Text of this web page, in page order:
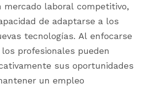
mercado laboral competitivo,
de adaptarse a los
tecnologías. Al enfocarse
profesionales pueden
sus oportunidades
un empleo